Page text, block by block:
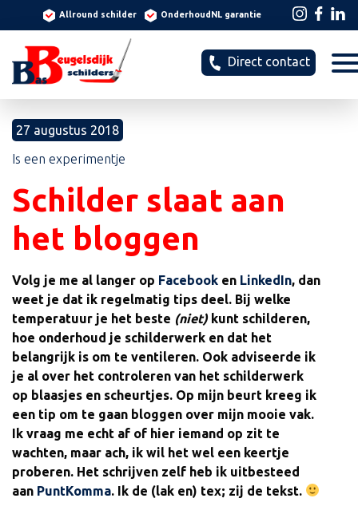
Allround schilder OnderhoudNL garantie
Direct contact
27 augustus 2018
Is een experimentje
Schilder slaat aan
het bloggen
Volg je me al langer op Facebook en LinkedIn, dan
weet je dat ik regelmatig tips deel. Bij welke
temperatuur je het beste (niet)kunt schilderen,
hoe onderhoud je schilderwerk en dat het
belangrijk is om te ventileren. Ook adviseerde ik
je al over het controleren van het schilderwerk
op blaasjes en scheurtjes. Op mijn beurt kreeg ik
een tip om te gaan bloggen over mijn mooie vak.
Ik vraag me echt af of hier iemand op zit te
wachten, maar ach, ik wil het wel een keertje
proberen. Het schrijven zelf heb ik uitbesteed
aan PuntKomma. Ik de (lak en) tex; zij de tekst.